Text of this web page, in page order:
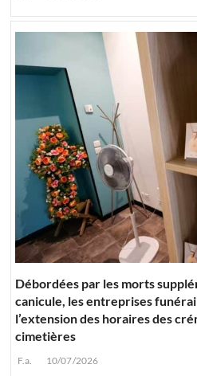
Débordées par les morts
canicule, les entreprises
l’extension des horaires des
cimetières
F.a. 10/07/2026